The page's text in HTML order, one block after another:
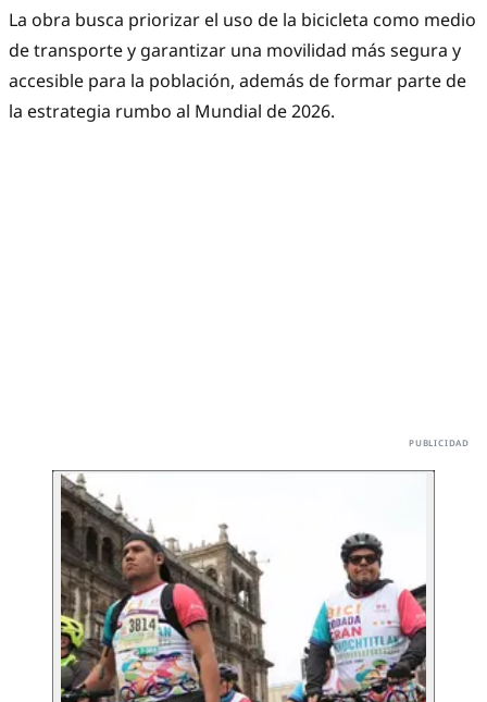
La obra busca priorizar el uso de la bicicleta como medio
de transporte y garantizar una movilidad más segura y
accesible para la población, además de formar parte de
la estrategia rumbo al Mundial de 2026.